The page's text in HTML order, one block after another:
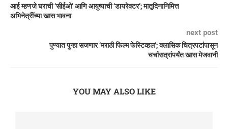
आई म्हणजे घराची ‘सीईओ’ आणि आयुष्याची ‘डायरेक्टर’; मातृदिनानिमित्त
अभिनेत्रींच्या खास भावना
next post
पुण्यात पुन्हा सजणार ‘मराठी फिल्म फेस्टिव्हल’; क्लासिक चित्रपटांपासून
चर्चासत्रांपर्यंत खास मेजवानी
YOU MAY ALSO LIKE